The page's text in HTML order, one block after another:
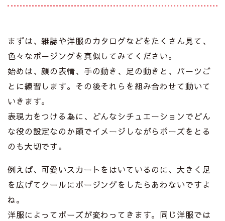
まずは、雑誌や洋服のカタログなどをたくさん見て、
色々なポージングを真似してみてください。
始めは、顔の表情、手の動き、足の動きと、パーツご
とに練習します。その後それらを組み合わせて動いて
いきます。
表現力をつける為に、どんなシチュエーションでどん
な役の設定なのか頭でイメージしながらポーズをとる
のも大切です。
例えば、可愛いスカートをはいているのに、大きく足
を広げてクールにポージングをしたらあわないですよ
ね。
洋服によってポーズが変わってきます。同じ洋服では